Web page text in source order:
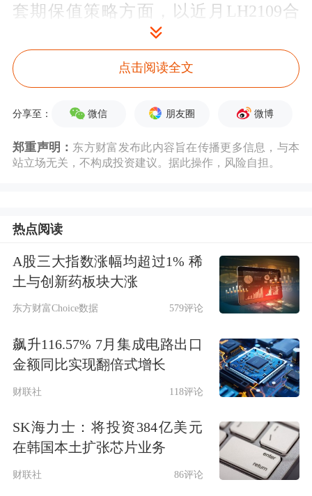
套期保值策略方面，以近月LH2109合
约为例，其高于测算的市场平均养殖成
本区间，因此可以拿出9月计划出栏总
应生猪LH2109合约，锁定利润、安心
生产，建议套保比例为50%左右，而后
企业对利润有更高追求，同时承受能力
也偏强，可以在方案一的基础上增加动
态套期保值的比例调整部分，剩余的套
值策略方面，结合静态套期保值和动态
套期保值方案，通过“高价预售”方式管
司签订贸易合同，相当于卖出看涨期
权。假定最终卖出3.2万元/吨执行价格
点击阅读全文
分享至： 微信 朋友圈 微博
郑重声明： 东方财富发布此内容旨在传播更多信息，与本
站立场无关，不构成投资建议。据此操作，风险自担。
热点阅读
A股三大指数涨幅均超过1% 稀
土与创新药板块大涨
东方财富Choice数据 579评论
飙升116.57% 7月集成电路出口
金额同比实现翻倍式增长
财联社 118评论
SK海力士：将投资384亿美元
在韩国本土扩张芯片业务
财联社 86评论